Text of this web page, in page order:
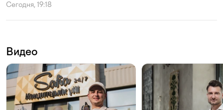
Сегодня, 19:18
Видео